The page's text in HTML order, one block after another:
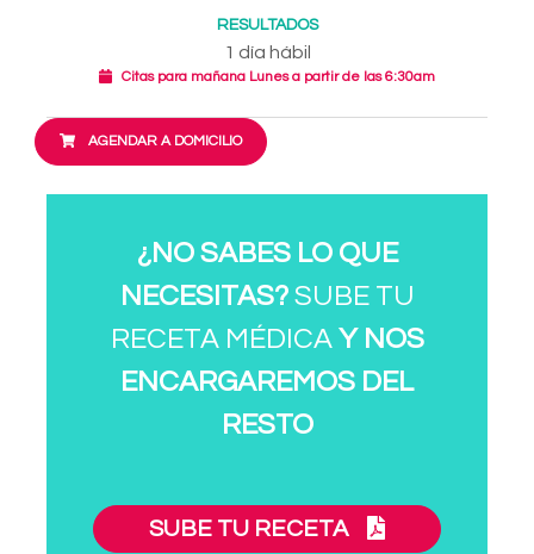
RESULTADOS
1 día hábil
Citas para mañana Lunes a partir de las 6:30am
AGENDAR A DOMICILIO
¿NO SABES LO QUE
NECESITAS?SUBE TU
RECETA MÉDICA Y NOS
ENCARGAREMOS DEL
RESTO
SUBE TU RECETA